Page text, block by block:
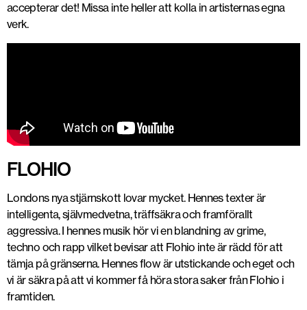
accepterar det! Missa inte heller att kolla in artisternas egna
verk.
FLOHIO
Londons nya stjärnskott lovar mycket. Hennes texter är
intelligenta, självmedvetna, träffsäkra och framförallt
aggressiva. I hennes musik hör vi en blandning av grime,
techno och rapp vilket bevisar att Flohio inte är rädd för att
tämja på gränserna. Hennes flow är utstickande och eget och
vi är säkra på att vi kommer få höra stora saker från Flohio i
framtiden.